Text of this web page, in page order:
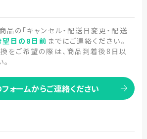
品の「キャンセル・配送日変更・配送
望日の8日前 までにご連絡ください。
をご希望の際は、商品到着後8日以
フォームからご連絡ください